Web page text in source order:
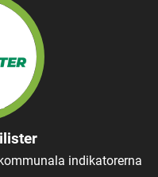
indikatorerna